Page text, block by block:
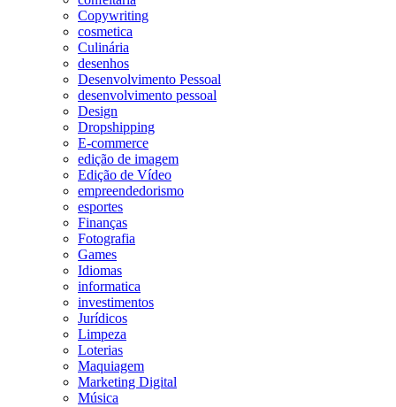
Copywriting
cosmetica
Culinária
desenhos
Desenvolvimento Pessoal
desenvolvimento pessoal
Design
Dropshipping
E-commerce
edição de imagem
Edição de Vídeo
empreendedorismo
esportes
Finanças
Fotografia
Games
Idiomas
informatica
investimentos
Jurídicos
Limpeza
Loterias
Maquiagem
Marketing Digital
Música